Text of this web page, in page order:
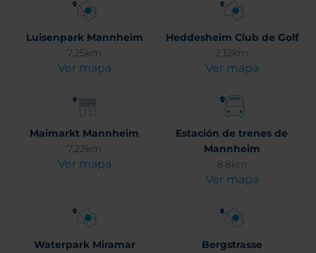
Luisenpark Mannheim
7.25km
Ver mapa
Heddesheim Club de Golf
2.12km
Ver mapa
Maimarkt Mannheim
7.22km
Ver mapa
Estación de trenes de
Mannheim
8.8km
Ver mapa
Waterpark Miramar
Bergstrasse